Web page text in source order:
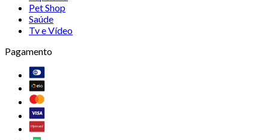
Pet Shop
Saúde
Tv e Vídeo
Pagamento